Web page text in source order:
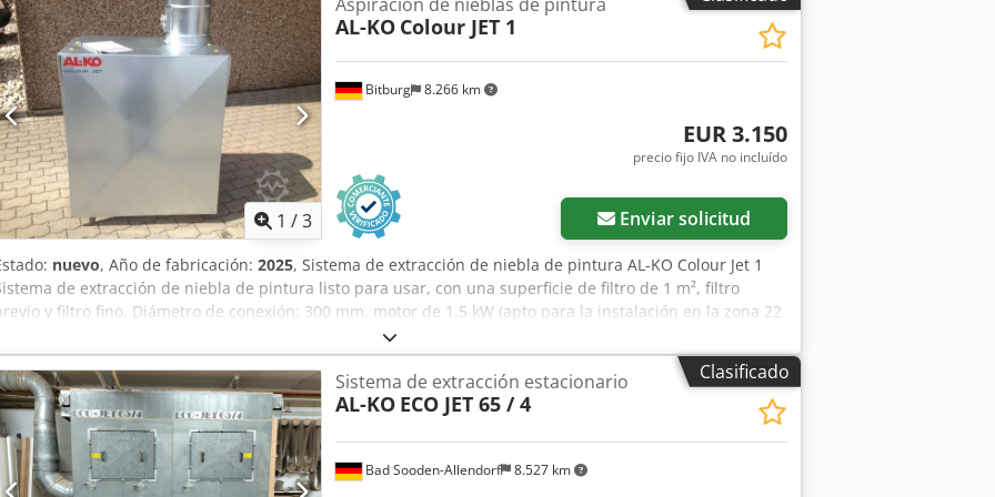
1 /3
Bitburg 8.266 km
Aspiración de nieblas de pintura
AL-KO Colour JET 1
EUR 3.150
precio fijo IVA no incluído
Enviar solicitud
nuevo, Año de fabricación: 2025, Sistema de extracción de niebla de pintura AL-KO Colour Jet 1
de extracción de niebla de pintura listo para usar, con una superficie de filtro de 1 m², filtro
y filtro fino. Diámetro de conexión: 300 mm, motor de 1,5 kW (apto para la instalación en la zona 22
según ATEX), interruptor de 1 velocidad + cable de 5 m con enchufe y válvula de mariposa. Construcción
de acero que ahorra espacio. Chasis con ruedas. Extracción indirecta cerca del suelo.
premontado. Con cable de conexión y dispositivo de inversión de fase. Paneles laterales
Captación optimizada de la niebla de pulverización mediante una cubierta frontal patentada.
vida útil del filtro. Ventiladores de alto rendimiento con bajo nivel de ruido. Pared del filtro con
especiales. Racor de escape con válvula de mariposa integrada. Potencia del motor: 1,5 kW
1400 rpm Djdpfx Absbumr Sspjck Caudal nominal: 4600 m³/h Presión: 500 Pa Dimensiones
Clasificado
Bad Sooden-Allendorf 8.527 km
Sistema de extracción estacionario
AL-KO ECO JET 65 / 4